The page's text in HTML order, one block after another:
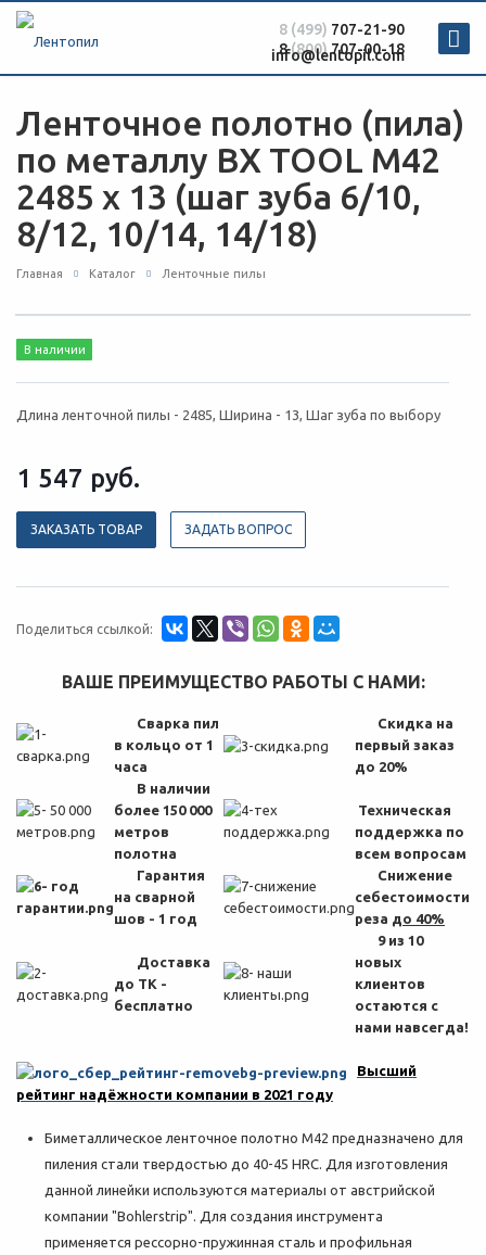
8(800)707-00-18
8 (499) 707-21-90
info@lentopil.com
Ленточное полотно (пила)
по металлу BX TOOL M42
2485 х 13 (шаг зуба 6/10,
8/12, 10/14, 14/18)
Главная Каталог Ленточные пилы
В наличии
Длина ленточной пилы - 2485, Ширина - 13, Шаг зуба по выбору
1 547 руб.
ЗАКАЗАТЬ ТОВАР ЗАДАТЬ ВОПРОС
Поделиться ссылкой:
ВАШЕ ПРЕИМУЩЕСТВО РАБОТЫ С НАМИ:
Сварка пил
в кольцо от 1
часа
Скидка на
первый заказ
до 20%
В наличии
более 150 000
метров
полотна
Техническая
поддержка по
всем вопросам
Гарантия
на сварной
шов - 1 год
Снижение
себестоимости
реза до 40%
Доставка
до ТК -
бесплатно
9 из 10
новых
клиентов
остаются с
нами навсегда!
Высший
рейтинг надёжности компании в 2021 году
Биметаллическое ленточное полотно M42 предназначено для
пиления стали твердостью до 40-45 HRC. Для изготовления
данной линейки используются материалы от австрийской
компании "Bohlerstrip". Для создания инструмента
применяется рессорно-пружинная сталь и профильная